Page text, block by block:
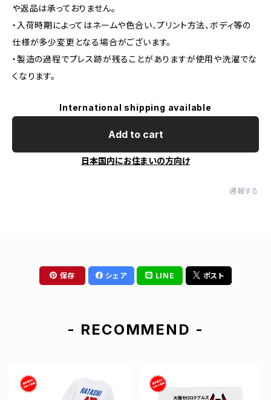
や返品は承っておりません。
・入荷時期によってはネームや色合い、プリント方法、ボディ等の
仕様が多少変更となる場合がございます。
・製造の過程でプレス跡が残ることがありますが使用や洗濯でな
くなります。
International shipping available
Add to cart
日本国内にお住まいの方向け
通報する
保存 シェア LINE ポスト
- RECOMMEND -